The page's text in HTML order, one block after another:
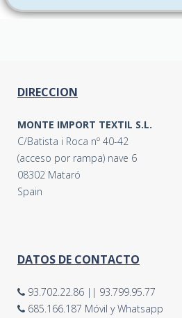
DIRECCION
MONTE IMPORT TEXTIL S.L.
C/Batista i Roca nº 40-42
(acceso por rampa) nave 6
08302 Mataró
Spain
DATOS DE CONTACTO
93.702.22.86 || 93.799.95.77
685.166.187 Móvil y Whatsapp